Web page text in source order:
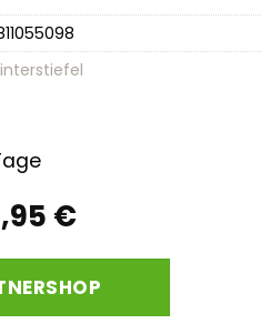
€
€Aktueller
ist:
89,95 €.